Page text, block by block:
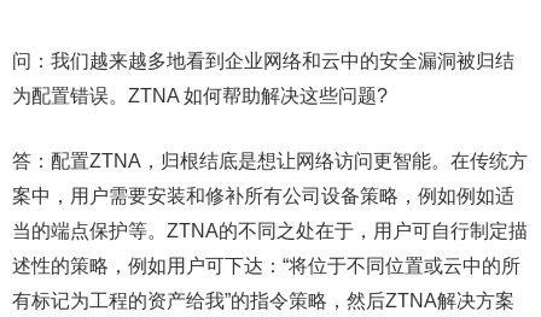
问：我们越来越多地看到企业网络和云中的安全漏洞被归结
为配置错误。ZTNA 如何帮助解决这些问题?
答：配置ZTNA，归根结底是想让网络访问更智能。在传统方
案中，用户需要安装和修补所有公司设备策略，例如例如适
当的端点保护等。ZTNA的不同之处在于，用户可自行制定描
述性的策略，例如用户可下达：“将位于不同位置或云中的所
有标记为工程的资产给我”的指令策略，然后ZTNA解决方案